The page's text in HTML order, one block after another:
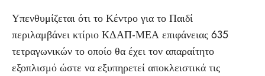
Υπενθυμίζεται ότι το Κέντρο για το Παιδί
περιλαμβάνει κτίριο ΚΔΑΠ-ΜΕΑ επιφάνειας 635
τετραγωνικών το οποίο θα έχει τον απαραίτητο
εξοπλισμό ώστε να εξυπηρετεί αποκλειστικά τις